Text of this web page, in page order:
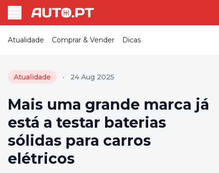
Atualidade Comprar & Vender Dicas
Atualidade • 24 Aug 2025
Mais uma grande marca já
está a testar baterias
sólidas para carros
elétricos